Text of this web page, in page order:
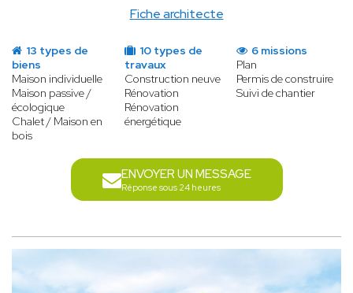
Fiche architecte
13 types de
biens
Maison individuelle
Maison passive /
écologique
Chalet / Maison en
bois
10 types de
travaux
Construction neuve
Rénovation
Rénovation
énergétique
6 missions
Plan
Permis de construire
Suivi de chantier
ENVOYER UN MESSAGE
Réponse sous 24 heures